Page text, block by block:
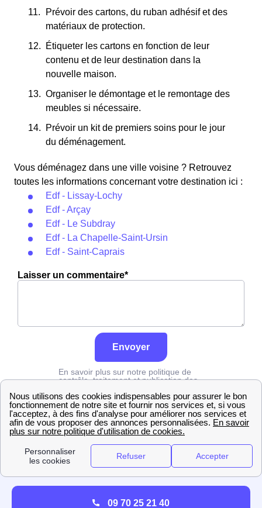
Prévoir des cartons, du ruban adhésif et des
matériaux de protection.
Étiqueter les cartons en fonction de leur
contenu et de leur destination dans la
nouvelle maison.
Organiser le démontage et le remontage des
meubles si nécessaire.
Prévoir un kit de premiers soins pour le jour
du déménagement.
Vous déménagez dans une ville voisine ? Retrouvez
toutes les informations concernant votre destination ici :
Edf - Lissay-Lochy
Edf - Arçay
Edf - Le Subdray
Edf - La Chapelle-Saint-Ursin
Edf - Saint-Caprais
Laisser un commentaire*
Envoyer
En savoir plus sur notre politique de
contrôle, traitement et publication des
Edf Cher Trouy
09 70 25 21 40